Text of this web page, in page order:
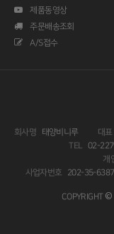
제품동영상
주문배송조회
A/S접수
회사명 태양비니루 대표
TEL
02-
개
사업자번호
202-35-
COPYRIGHT ©